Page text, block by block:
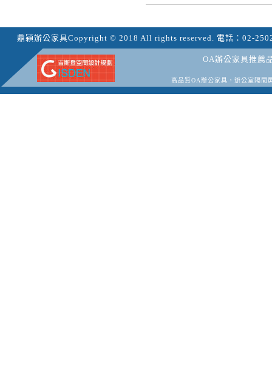
鼎穎辦公家具Copyright © 2018 All rights reserved. 電話： 02-
OA辦公家具推薦
高品質OA辦公家具，辦公室隔間